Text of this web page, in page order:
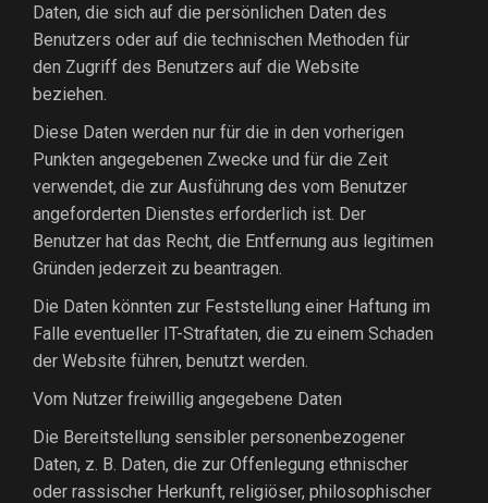
Daten, die sich auf die persönlichen Daten des
Benutzers oder auf die technischen Methoden für
den Zugriff des Benutzers auf die Website
beziehen.
Diese Daten werden nur für die in den vorherigen
Punkten angegebenen Zwecke und für die Zeit
verwendet, die zur Ausführung des vom Benutzer
angeforderten Dienstes erforderlich ist. Der
Benutzer hat das Recht, die Entfernung aus legitimen
Gründen jederzeit zu beantragen.
Die Daten könnten zur Feststellung einer Haftung im
Falle eventueller IT-Straftaten, die zu einem Schaden
der Website führen, benutzt werden.
Vom Nutzer freiwillig angegebene Daten
Die Bereitstellung sensibler personenbezogener
Daten, z. B. Daten, die zur Offenlegung ethnischer
oder rassischer Herkunft, religiöser, philosophischer